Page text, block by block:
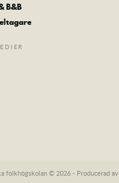
B&B
folkhögskolan © 2026 - Producerad av